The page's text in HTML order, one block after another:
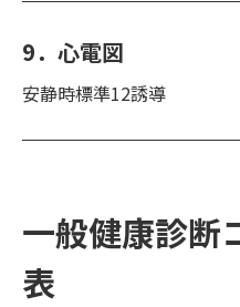
9．心電図
安静時標準12誘導
一般健康診断
表